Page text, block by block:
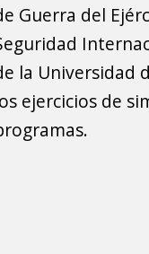
Guerra del
la Universidad
ejercicios de